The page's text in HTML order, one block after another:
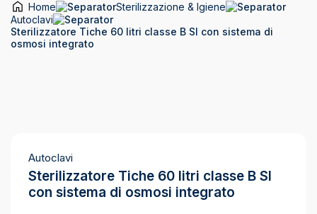
Home
Sterilizzazione & Igiene
Autoclavi
Sterilizzatore Tiche 60 litri classe B SI con sistema di
osmosi integrato
Autoclavi
Sterilizzatore Tiche 60 litri classe B SI
con sistema di osmosi integrato